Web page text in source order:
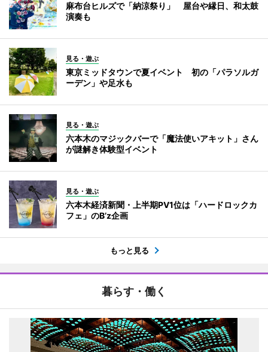
麻布台ヒルズで「納涼祭り」 屋台や縁日、和太鼓
演奏も
見る・遊ぶ
東京ミッドタウンで夏イベント 初の「パラソルガ
ーデン」や足水も
見る・遊ぶ
六本木のマジックバーで「魔法使いアキット」さん
が謎解き体験型イベント
見る・遊ぶ
六本木経済新聞・上半期PV1位は「ハードロックカ
フェ」のB’z企画
もっと見る
暮らす・働く